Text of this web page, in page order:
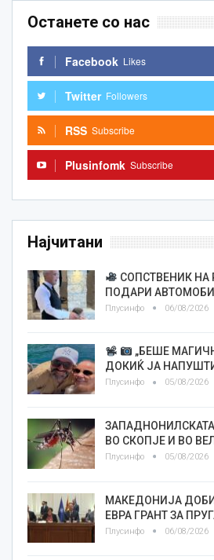
Останете со нас
Facebook Likes
Twitter Followers
RSS Subscribe
Plusinfomk Subscribe
Најчитани
СОПСТВЕНИК НА
ПОДАРИ
Плусинфо 06/08/2026
„БЕШЕ
ДОКИЌ ЈА
Плусинфо 05/08/2026
ВО СКОПЈЕ И ВО
Плусинфо 05/08/2026
МАКЕДОНИЈА
ЕВРА ГРАНТ ЗА
Плусинфо 06/08/2026